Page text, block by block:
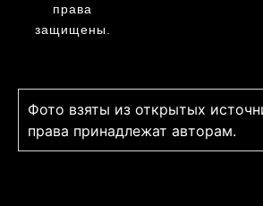
права
защищены.
Фото взяты из открытых
права принадлежат авторам.